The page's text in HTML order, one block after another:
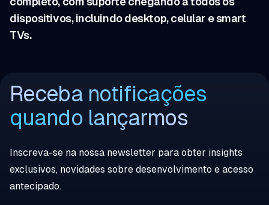
dispositivos, incluindo desktop, celular e smart
TVs.
Receba notificações
quando lançarmos
Inscreva-se na nossa newsletter para obter insights
exclusivos, novidades sobre desenvolvimento e acesso
antecipado.